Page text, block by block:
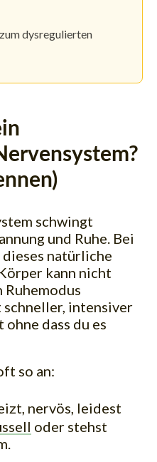
dysregulierten
schwingt
und Ruhe. Bei
natürliche
kann nicht
Ruhemodus
schneller, intensiver
dass du es
so an:
nervös, leidest
oder stehst